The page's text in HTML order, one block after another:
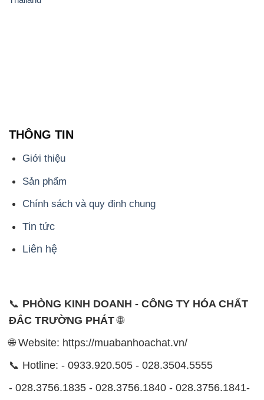
Chính sách và quy định chung
Tin tức
Liên hệ
📞
PHÒNG KINH DOANH - CÔNG TY HÓA CHẤT
ĐẮC TRƯỜNG PHÁT
- 028.3756.1835 - 028.3756.1840 - 028.3756.1841-
0902.765.866
📧 Email: hoachat@dactruongphat.vn